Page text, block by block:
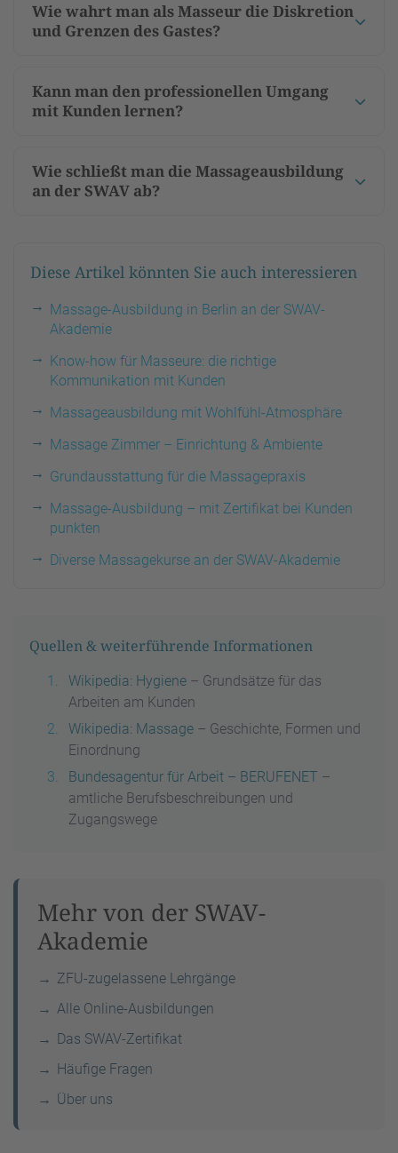
Wie wahrt man als Masseur die Diskretion
und Grenzen des Gastes?
Kann man den professionellen Umgang
mit Kunden lernen?
Wie schließt man die Massageausbildung
an der SWAV ab?
Diese Artikel könnten Sie auch interessieren
Massage-Ausbildung in Berlin an der SWAV-
Akademie
Know-how für Masseure: die richtige
Kommunikation mit Kunden
Massageausbildung mit Wohlfühl-Atmosphäre
Massage Zimmer – Einrichtung & Ambiente
Grundausstattung für die Massagepraxis
Massage-Ausbildung – mit Zertifikat bei Kunden
punkten
Diverse Massagekurse an der SWAV-Akademie
Quellen & weiterführende Informationen
Wikipedia: Hygiene – Grundsätze für das
Arbeiten am Kunden
Wikipedia: Massage – Geschichte, Formen und
Einordnung
Bundesagentur für Arbeit – BERUFENET –
amtliche Berufsbeschreibungen und
Zugangswege
Mehr von der SWAV-
Akademie
ZFU-zugelassene Lehrgänge
Alle Online-Ausbildungen
Das SWAV-Zertifikat
Häufige Fragen
Über uns